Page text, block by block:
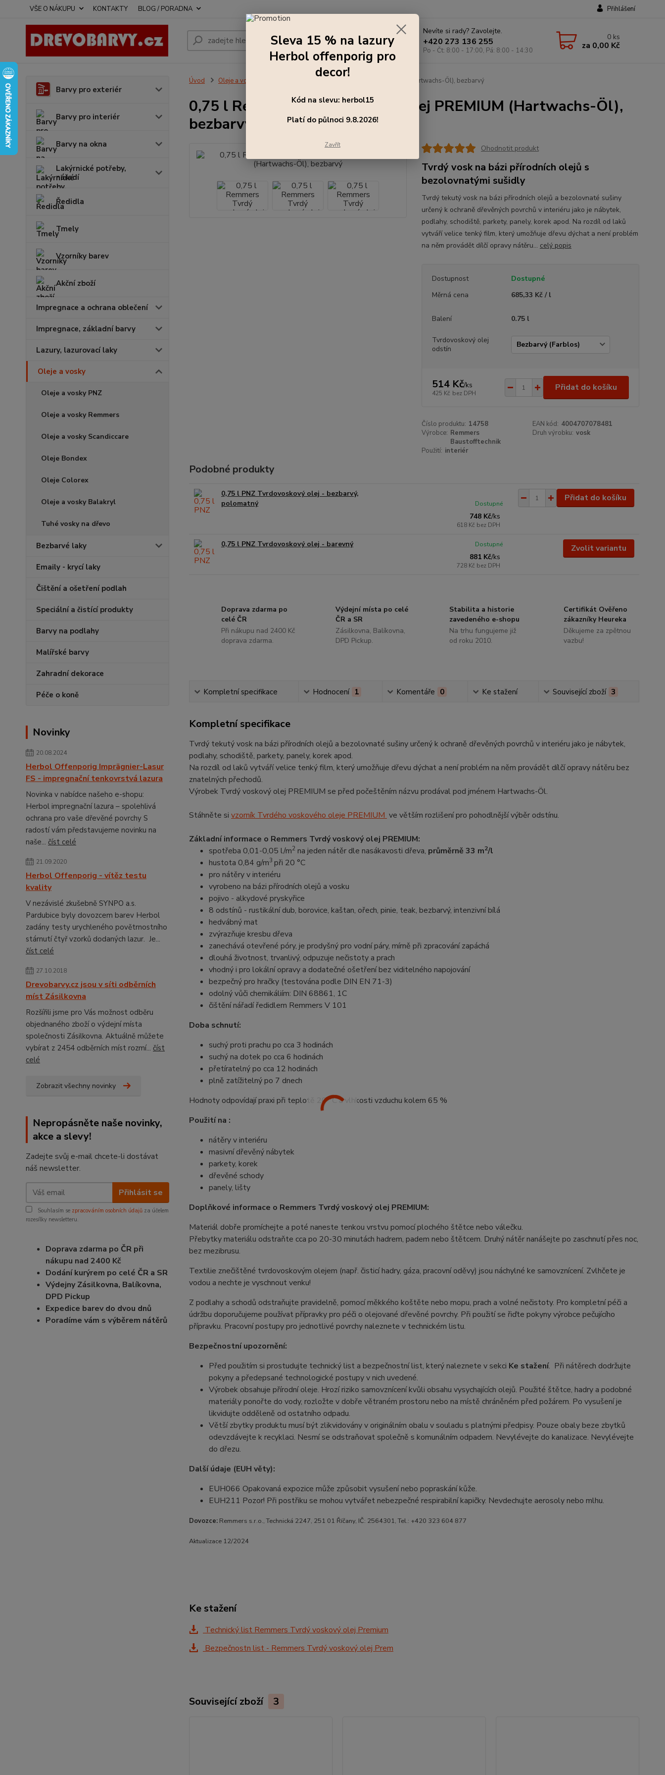
VŠE O NÁKUPU KONTAKTY BLOG / PORADNA Přihlášení
Hledat
Nevíte si rady? Zavolejte.
+420 273 136 255
Po - Čt: 8:00 - 17:00, Pá: 8:00 - 14:30
0 ks
za 0,00 Kč
Barvy pro exteriér
Barvy pro interiér
Barvy na okna
Lakýrnické potřeby,
nářadí
Ředidla
Tmely
Vzorníky barev
Akční zboží
Impregnace a ochrana oblečení
Impregnace, základní barvy
Lazury, lazurovací laky
Oleje a vosky
Oleje a vosky PNZ
Oleje a vosky Remmers
Oleje a vosky Scandiccare
Oleje Bondex
Oleje Colorex
Oleje a vosky Balakryl
Tuhé vosky na dřevo
Bezbarvé laky
Emaily - krycí laky
Čištění a ošetření podlah
Speciální a čistící produkty
Barvy na podlahy
Malířské barvy
Zahradní dekorace
Péče o koně
Novinky
20.08.2024
Herbol Offenporig Imprägnier-Lasur
FS - impregnační tenkovrstvá lazura
Novinka v nabídce našeho e-shopu:
Herbol impregnační lazura – spolehlivá
ochrana pro vaše dřevěné povrchy S
radostí vám představujeme novinku na
naše... číst celé
21.09.2020
Herbol Offenporig - vítěz testu
kvality
V nezávislé zkušebně SYNPO a.s.
Pardubice byly dovozcem barev Herbol
zadány testy urychleného povětrnostního
stárnutí čtyř vzorků dodaných lazur. Je...
číst celé
27.10.2018
Drevobarvy.cz jsou v síti odběrních
míst Zásilkovna
Rozšířili jsme pro Vás možnost odběru
objednaného zboží o výdejní místa
společnosti Zásilkovna. Aktuálně můžete
vybírat z 2454 odběrních míst rozmí... číst
celé
Zobrazit všechny novinky
Nepropásněte naše novinky,
akce a slevy!
Zadejte svůj e-mail chcete-li dostávat
náš newsletter.
Přihlásit se
Souhlasím se zpracováním osobních údajů za účelem
rozesílky newsletteru.
Doprava zdarma po ČR při
nákupu nad 2400 Kč
Dodání kurýrem po celé ČR a SR
Výdejny Zásilkovna, Balíkovna,
DPD Pickup
Expedice barev do dvou dnů
Poradíme vám s výběrem nátěrů
Úvod Oleje a vosky 0,75 l Remmers Tvrdý voskový olej PREMIUM (Hartwachs-Öl), bezbarvý
0,75 l Remmers Tvrdý voskový olej PREMIUM (Hartwachs-Öl),
bezbarvý
Ohodnotit produkt
Tvrdý vosk na bázi přírodních olejů s
bezolovnatými sušidly
Tvrdý tekutý vosk na bázi přírodních olejů a bezolovnaté sušiny
určený k ochraně dřevěných povrchů v interiéru jako je nábytek,
podlahy, schodiště, parkety, panely, korek apod. Na rozdíl od laků
vytváří velice tenký film, který umožňuje dřevu dýchat a není problém
na něm provádět dílčí opravy nátěru... celý popis
Dostupnost
Dostupné
Měrná cena
685,33 Kč / l
Balení 0.75 l
Tvrdovoskový olej
odstín
514 Kč/ks
425 Kč bez DPH
Přidat do košíku
Číslo produktu: 14758 EAN kód: 4004707078481
Výrobce: Remmers
Baustofftechnik
Druh výrobku: vosk
Použití: interiér
Podobné produkty
0,75 l PNZ Tvrdovoskový olej - bezbarvý,
polomatný
748 Kč/ks
618 Kč bez DPH
Dostupné
Přidat do košíku
0,75 l PNZ Tvrdovoskový olej - barevný
881 Kč/ks
728 Kč bez DPH
Dostupné Zvolit variantu
Doprava zdarma po
celé ČR
Při nákupu nad 2400 Kč
doprava zdarma.
Výdejní místa po celé
ČR a SR
Zásilkovna, Balíkovna,
DPD Pickup.
Stabilita a historie
zavedeného e-shopu
Na trhu fungujeme již
od roku 2010.
Certifikát Ověřeno
zákazníky Heureka
Děkujeme za zpětnou
vazbu!
Kompletní specifikace Hodnocení 1 Komentáře 0 Ke stažení Související zboží 3
Kompletní specifikace
Tvrdý tekutý vosk na bázi přírodních olejů a bezolovnaté sušiny určený k ochraně dřevěných povrchů v interiéru jako je nábytek,
podlahy, schodiště, parkety, panely, korek apod.
Na rozdíl od laků vytváří velice tenký film, který umožňuje dřevu dýchat a není problém na něm provádět dílčí opravy nátěru bez
znatelných přechodů.
Výrobek Tvrdý voskový olej PREMIUM se před počeštěním názvu prodával pod jménem Hartwachs-Öl.
Stáhněte si vzorník Tvrdého voskového oleje PREMIUM ve větším rozlišení pro pohodlnější výběr odstínu.
Základní informace o Remmers Tvrdý voskový olej PREMIUM:
spotřeba 0,01-0,05 l/m2na jeden nátěr dle nasákavosti dřeva, průměrně 33 m2/l
hustota 0,84 g/m3 při 20 °C
pro nátěry v interiéru
vyrobeno na bázi přírodních olejů a vosku
pojivo - alkydové pryskyřice
8 odstínů - rustikální dub, borovice, kaštan, ořech, pinie, teak, bezbarvý, intenzivní bílá
hedvábný mat
zvýrazňuje kresbu dřeva
zanechává otevřené póry, je prodyšný pro vodní páry, mírně při zpracování zapáchá
dlouhá životnost, trvanlivý, odpuzuje nečistoty a prach
vhodný i pro lokální opravy a dodatečné ošetření bez viditelného napojování
bezpečný pro hračky (testována podle DIN EN 71-3)
odolný vůči chemikáliím: DIN 68861, 1C
čištění nářadí ředidlem Remmers V 101
Doba schnutí:
suchý proti prachu po cca 3 hodinách
suchý na dotek po cca 6 hodinách
přetíratelný po cca 12 hodinách
plně zatížitelný po 7 dnech
Hodnoty odpovídají praxi při teplotě 20 °C a vlhkosti vzduchu kolem 65 %
Použití na :
nátěry v interiéru
masivní dřevěný nábytek
parkety, korek
dřevěné schody
panely, lišty
Doplňkové informace o Remmers Tvrdý voskový olej PREMIUM:
Materiál dobře promíchejte a poté naneste tenkou vrstvu pomocí plochého štětce nebo válečku.
Přebytky materiálu odstraňte cca po 20-30 minutách hadrem, padem nebo štětcem. Druhý nátěr nanášejte po zaschnutí přes noc,
bez mezibrusu.
Textilie znečištěné tvrdovoskovým olejem (např. čisticí hadry, gáza, pracovní oděvy) jsou náchylné ke samovznícení. Zvlhčete je
vodou a nechte je vyschnout venku!
Z podlahy a schodů odstraňujte pravidelně, pomocí měkkého koštěte nebo mopu, prach a volné nečistoty. Pro kompletní péči a
údržbu doporučujeme používat přípravky pro péči o olejované dřevěné povrchy. Při použití se řiďte pokyny výrobce pečujícího
přípravku. Pracovní postupy pro jednotlivé povrchy naleznete v technickém listu.
Bezpečnostní upozornění:
Před použitím si prostudujte technický list a bezpečnostní list, který naleznete v sekci Ke stažení. Při nátěrech dodržujte
pokyny a předepsané technologické postupy v nich uvedené.
Výrobek obsahuje přírodní oleje. Hrozí riziko samovznícení kvůli obsahu vysychajících olejů. Použité štětce, hadry a podobné
materiály ponořte do vody, rozložte v dobře větraném prostoru nebo na místě chráněném před požárem. Po vysušení je
likvidujte odděleně od ostatního odpadu.
Větší zbytky produktu musí být zlikvidovány v originálním obalu v souladu s platnými předpisy. Pouze obaly beze zbytků
odevzdávejte k recyklaci. Nesmí se odstraňovat společně s komunálním odpadem. Nevylévejte do kanalizace. Nevylévejte
do dřezu.
Další údaje (EUH věty):
EUH066 Opakovaná expozice může způsobit vysušení nebo popraskání kůže.
EUH211 Pozor! Při postřiku se mohou vytvářet nebezpečné respirabilní kapičky. Nevdechujte aerosoly nebo mlhu.
Dovozce:Remmers s.r.o., Technická 2247, 251 01 Říčany, IČ: 2564301, Tel.: +420 323 604 877
Aktualizace 12/2024
Ke stažení
Technický list Remmers Tvrdý voskový olej Premium
Bezpečnostn list - Remmers Tvrdý voskový olej Prem
Související zboží 3
Sleva 15 % na lazury
Herbol offenporig pro
decor!
Kód na slevu: herbol15
Platí do půlnoci 9.8.2026!
Zavřít